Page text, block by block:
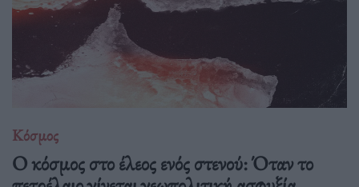
Κόσμος
Ο κόσμος στο έλεος ενός στενού: Όταν το